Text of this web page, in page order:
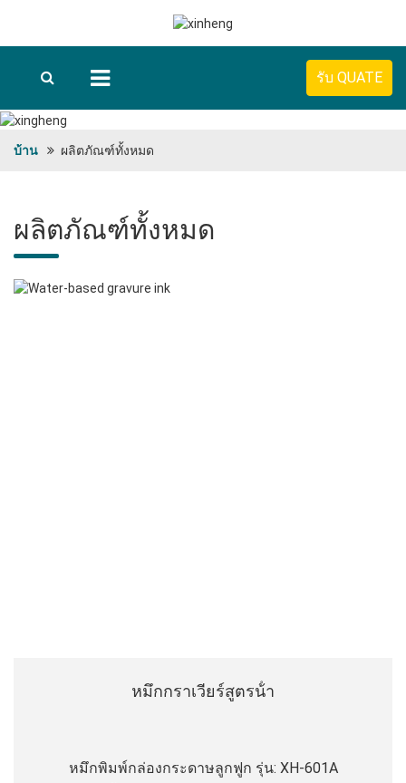
รับ QUATE
บ้าน ผลิตภัณฑ์ทั้งหมด
ผลิตภัณฑ์ทั้งหมด
หมึกกราเวียร์สูตรน้ํา
หมึกพิมพ์กล่องกระดาษลูกฟูก รุ่น: XH-601A